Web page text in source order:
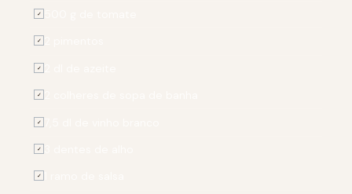
✓
✓
✓
✓
✓
✓
✓